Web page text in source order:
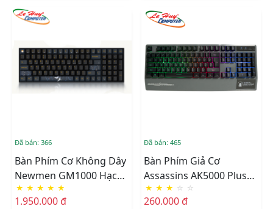
Đã bán: 366
Bàn Phím Cơ Không Dây
Newmen GM1000 Hạc
Vũ Ánh Trăng
★ ★ ★ ★ ★
1.950.000 đ
Đã bán: 465
Bàn Phím Giả Cơ
Assassins AK5000 Plus
Led Gaming (Xám)
★ ★ ★ ☆ ☆
260.000 đ